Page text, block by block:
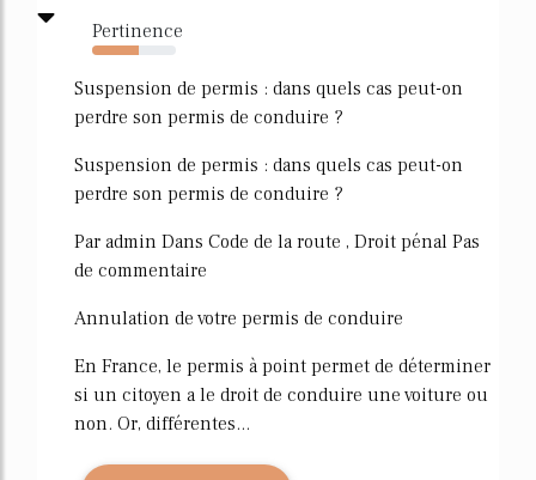
Pertinence
55%
Suspension de permis : dans quels cas peut-on
perdre son permis de conduire ?
Suspension de permis : dans quels cas peut-on
perdre son permis de conduire ?
Par admin Dans Code de la route , Droit pénal Pas
de commentaire
Annulation de votre permis de conduire
En France, le permis à point permet de déterminer
si un citoyen a le droit de conduire une voiture ou
non. Or, différentes...